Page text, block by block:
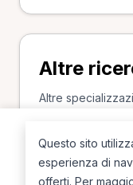
Altre
Altre
Infermiere a
Fisioterapista a
Questo sito
esperienza di
offerti. Per